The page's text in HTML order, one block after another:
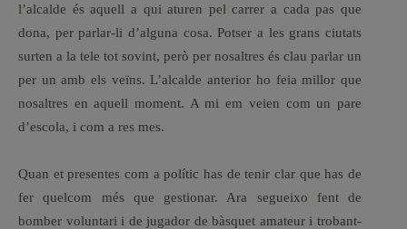
l’alcalde és aquell a qui aturen pel carrer a cada pas que
dona, per parlar-li d’alguna cosa. Potser a les grans ciutats
surten a la tele tot sovint, però per nosaltres és clau parlar un
per un amb els veïns. L’alcalde anterior ho feia millor que
nosaltres en aquell moment. A mi em veien com un pare
d’escola, i com a res mes.
Quan et presentes com a polític has de tenir clar que has de
fer quelcom més que gestionar. Ara segueixo fent de
bomber voluntari i de jugador de bàsquet amateur i trobant-